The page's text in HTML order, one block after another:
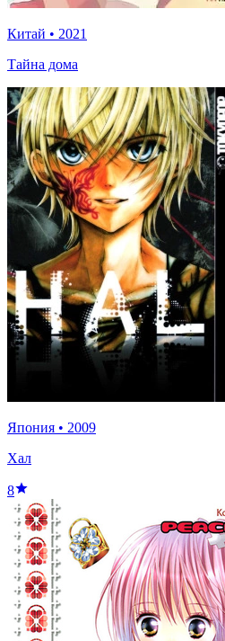
Китай • 2021
Тайна дома
Япония • 2009
Хал
8